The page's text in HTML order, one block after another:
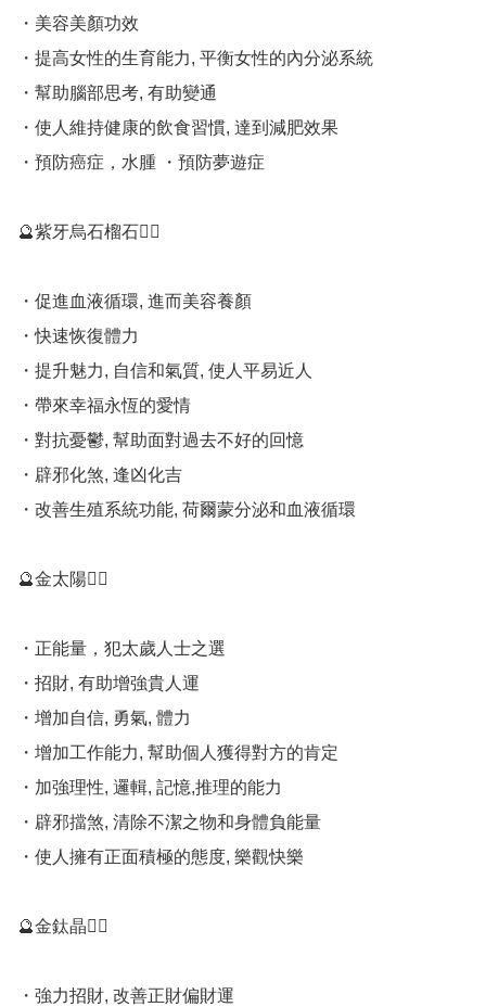
・美容美顏功效
・提高女性的生育能力, 平衡女性的內分泌系統
・幫助腦部思考, 有助變通
・使人維持健康的飲食習慣, 達到減肥效果
・預防癌症，水腫 ・預防夢遊症
🔮紫牙烏石榴石💁‍♀️
・促進血液循環, 進而美容養顏
・快速恢復體力
・提升魅力, 自信和氣質, 使人平易近人
・帶來幸福永恆的愛情
・對抗憂鬱, 幫助面對過去不好的回憶
・辟邪化煞, 逢凶化吉
・改善生殖系統功能, 荷爾蒙分泌和血液循環
🔮金太陽💁‍♀️
・正能量，犯太歲人士之選
・招財, 有助增強貴人運
・增加自信, 勇氣, 體力
・增加工作能力, 幫助個人獲得對方的肯定
・加強理性, 邏輯, 記憶,推理的能力
・辟邪擋煞, 清除不潔之物和身體負能量
・使人擁有正面積極的態度, 樂觀快樂
🔮金鈦晶💁‍♀️
・強力招財, 改善正財偏財運